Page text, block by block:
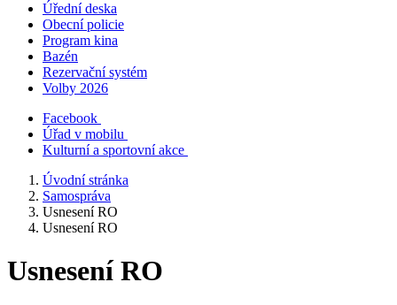
Úřední deska
Obecní policie
Program kina
Bazén
Rezervační systém
Volby 2026
Facebook
Úřad v mobilu
Kulturní a sportovní akce
Úvodní stránka
Samospráva
Usnesení RO
Usnesení RO
Usnesení RO